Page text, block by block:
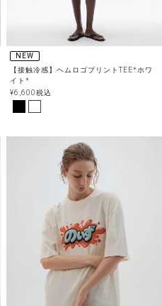
NEW
【接触冷感】ヘムロゴプリントTEE*ホワ
イト*
¥6,600税込